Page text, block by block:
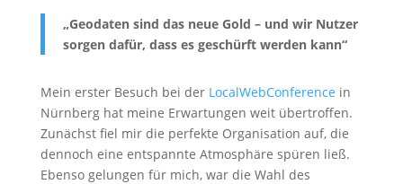
„Geodaten sind das neue Gold – und wir Nutzer
sorgen dafür, dass es geschürft werden kann“
Mein erster Besuch bei der LocalWebConference in
Nürnberg hat meine Erwartungen weit übertroffen.
Zunächst fiel mir die perfekte Organisation auf, die
dennoch eine entspannte Atmosphäre spüren ließ.
Ebenso gelungen für mich, war die Wahl des